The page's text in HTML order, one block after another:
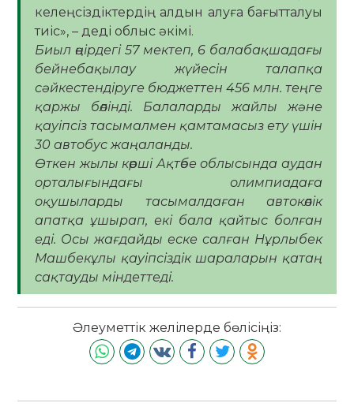
келеңсіздіктердің алдын алуға бағытталуы
тиіс», – деді облыс әкімі.
Биыл өңірдегі 57 мектеп, 6 балабақшадағы
бейнебақылау жүйесін талапқа
сәйкестендіруге бюджеттен 456 млн. теңге
қаржы бөлінді. Балаларды жайлы және
қауіпсіз тасымалмен қамтамасыз ету үшін
30 автобус жаңаланды.
Өткен жылы көрші Ақтөбе облысында аудан
орталығындағы олимпиадаға
оқушыларды тасымалдаған автокөлік
апатқа ұшырап, екі бала қайтыс болған
еді. Осы жағдайды еске салған Нұрлыбек
Машбекұлы қауіпсіздік шараларын қатаң
сақтауды міндеттеді.
Әлеуметтік желілерде бөлісіңіз: